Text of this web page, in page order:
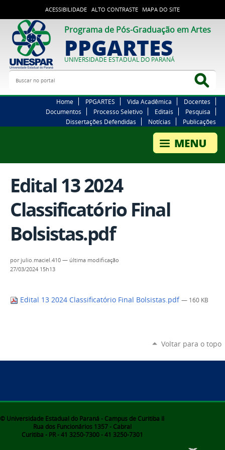
ACESSIBILIDADE ALTO CONTRASTE MAPA DO SITE
Programa de Pós-Graduação em Artes
PPGARTES
UNIVERSIDADE ESTADUAL DO PARANÁ
Buscar no portal
Home PPGARTES Vida Acadêmica
Docentes
Documentos
Processo Seletivo Editais
Pesquisa
Dissertações Defendidas
Notícias Publicações
Edital 13 2024
Classificatório Final
Bolsistas.pdf
por julio.maciel.410 — última modificação
27/03/2024 15h13
Edital 13 2024 Classificatório Final Bolsistas.pdf — 160 KB
Voltar para o topo
© Universidade Estadual do Paraná - Campus de Curitiba II
Rua dos Funcionários 1357 - Cabral
Curitiba - PR - 41 3250-7300 - 41 3250-7301